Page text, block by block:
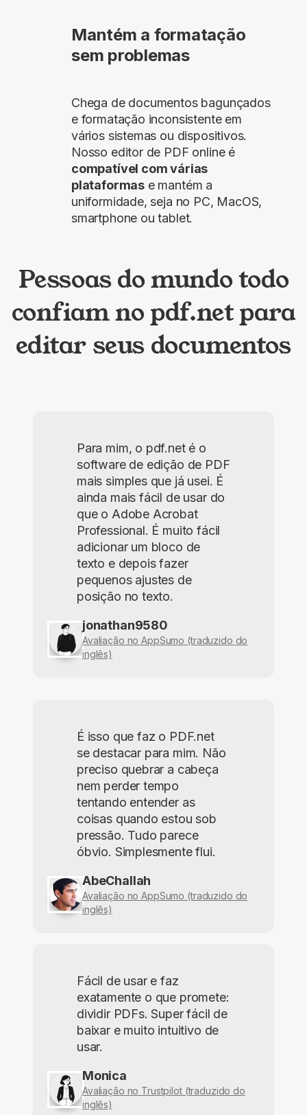
Mantém a formatação
sem problemas
Chega de documentos bagunçados
e formatação inconsistente em
vários sistemas ou dispositivos.
Nosso editor de PDF online é
compatível com várias
plataformas e mantém a
uniformidade, seja no PC, MacOS,
smartphone ou tablet.
Pessoas do mundo todo
confiam no pdf.net para
editar seus documentos
Para mim, o pdf.net é o
software de edição de PDF
mais simples que já usei. É
ainda mais fácil de usar do
que o Adobe Acrobat
Professional. É muito fácil
adicionar um bloco de
texto e depois fazer
pequenos ajustes de
posição no texto.
jonathan9580
Avaliação no AppSumo (traduzido do
inglês)
É isso que faz o PDF.net
se destacar para mim. Não
preciso quebrar a cabeça
nem perder tempo
tentando entender as
coisas quando estou sob
pressão. Tudo parece
óbvio. Simplesmente flui.
AbeChallah
Avaliação no AppSumo (traduzido do
inglês)
Fácil de usar e faz
exatamente o que promete:
dividir PDFs. Super fácil de
baixar e muito intuitivo de
usar.
Monica
Avaliação no Trustpilot (traduzido do
inglês)